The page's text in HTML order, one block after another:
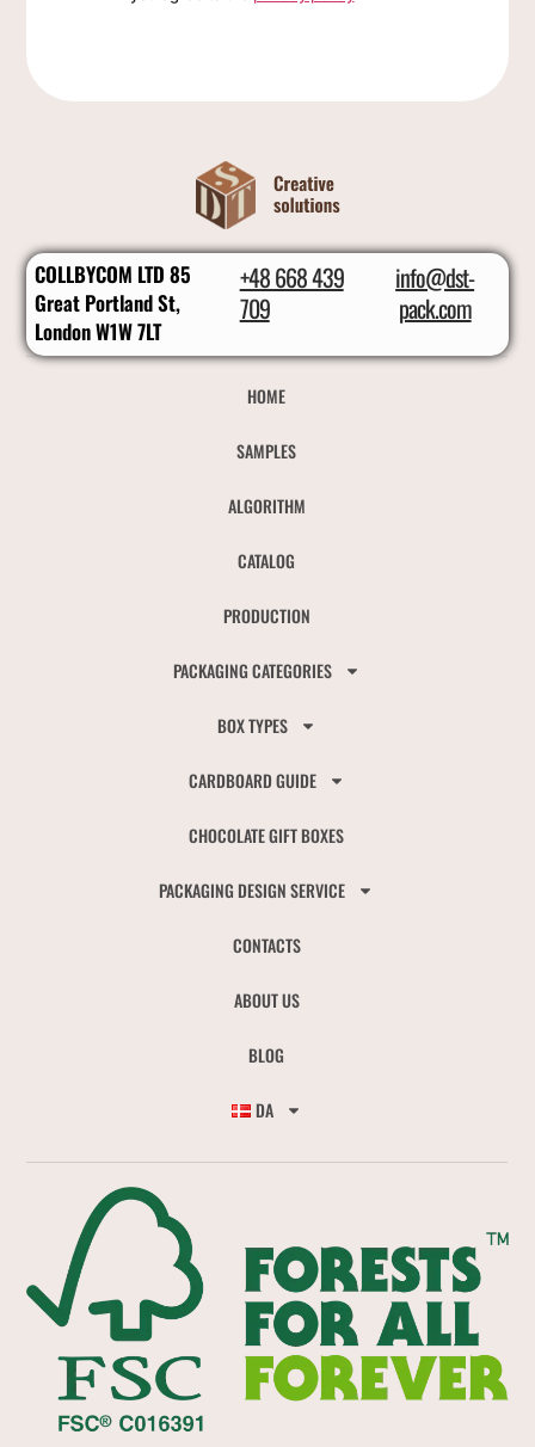
COLLBYCOM LTD 85
Great Portland St,
London W1W 7LT
+48 668 439
709
info@dst-
pack.com
HOME
SAMPLES
ALGORITHM
CATALOG
PRODUCTION
PACKAGING CATEGORIES
BOX TYPES
CARDBOARD GUIDE
CHOCOLATE GIFT BOXES
PACKAGING DESIGN SERVICE
CONTACTS
ABOUT US
BLOG
DA